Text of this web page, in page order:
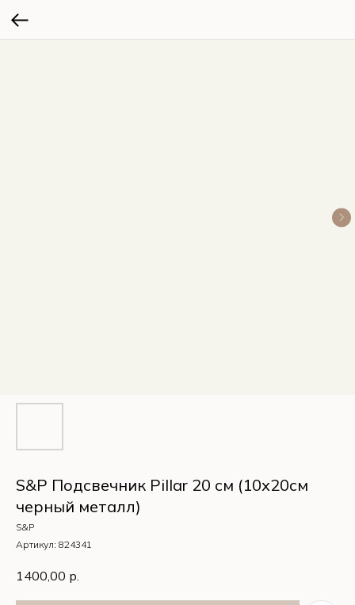
S&P Подсвечник Pillar 20 см (10х20см
черный металл)
S&P
Артикул: 824341
1400,00 р.